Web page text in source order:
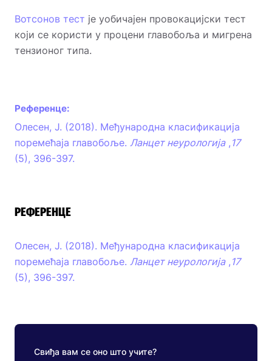
Вотсонов тест је уобичајен провокацијски тест
који се користи у процени главобоља и мигрена
тензионог типа.
Референце:
Олесен, Ј. (2018). Међународна класификација
поремећаја главобоље. Ланцет неурологија, 17
(5), 396-397.
РЕФЕРЕНЦЕ
Олесен, Ј. (2018). Међународна класификација
поремећаја главобоље. Ланцет неурологија, 17
(5), 396-397.
Свиђа вам се оно што учите?